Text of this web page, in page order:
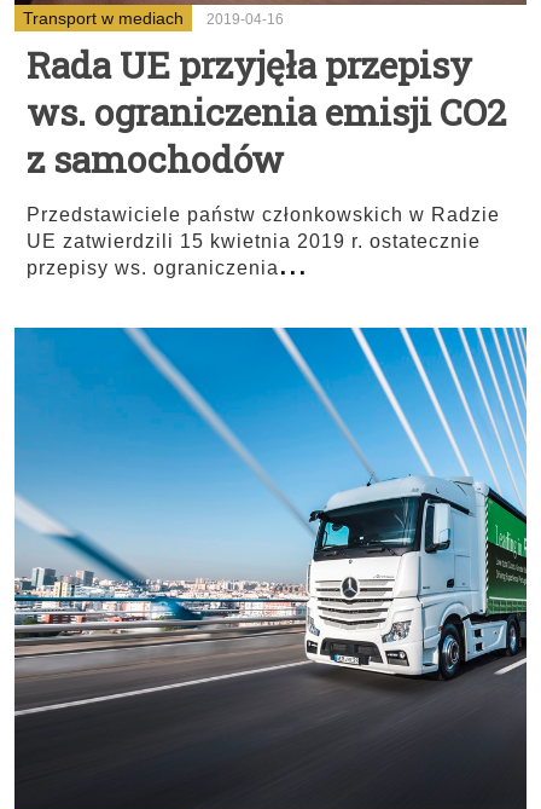
Transport w mediach 2019-04-16
Rada UE przyjęła przepisy
ws. ograniczenia emisji CO2
z samochodów
Przedstawiciele państw członkowskich w Radzie
UE zatwierdzili 15 kwietnia 2019 r. ostatecznie
przepisy ws. ograniczenia...